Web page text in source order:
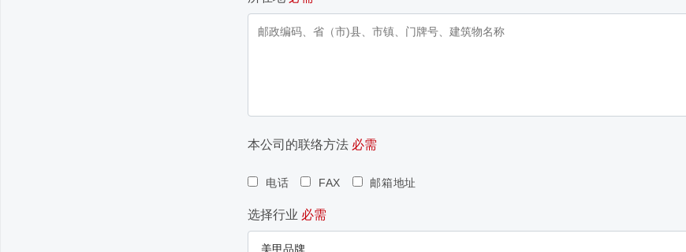
本公司的联络方法 必需
电话 FAX 邮箱地址
选择行业 必需